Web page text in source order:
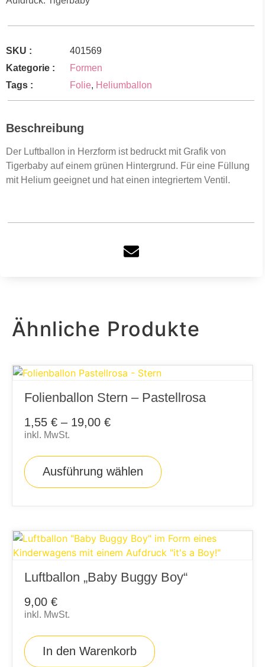
SKU :
401569
Kategorie :
Formen
Tags :
Folie, Heliumballon
Beschreibung
Der Luftballon in Herzform ist bedruckt mit Grafik von
Tigerbaby auf einem grünen Hintergrund. Für eine Füllung
mit Helium geeignet und hat einen integriertem Ventil.
Ähnliche Produkte
Folienballon Stern – Pastellrosa
1,55 € – 19,00 €
inkl. MwSt.
Ausführung wählen
Luftballon „Baby Buggy Boy“
9,00 €
inkl. MwSt.
In den Warenkorb